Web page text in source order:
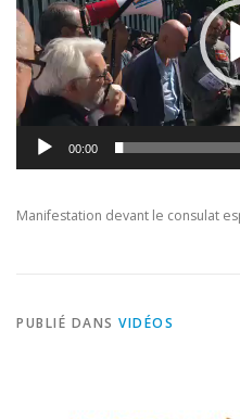
00:00
Manifestation devant le consulat
PUBLIÉ DANS VIDÉOS